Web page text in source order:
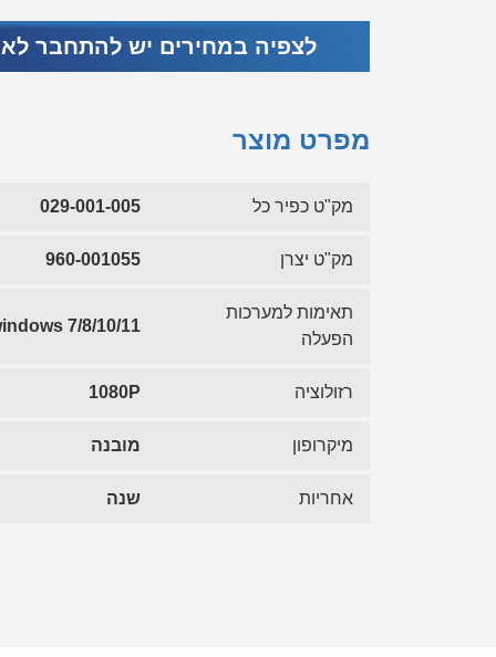
לצפיה במחירים יש להתחבר
מפרט מוצר
מק"ט כפיר כל 029-001-005
מק"ט יצרן 960-001055
תאימות למערכות
הפעלה
7/8/10/11 windows
רזולוציה 1080P
מיקרופון מובנה
אחריות שנה